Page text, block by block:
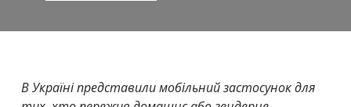
В Україні представили мобільний застосунок для